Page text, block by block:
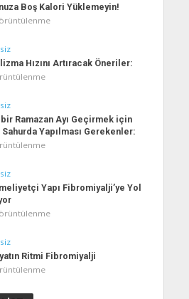
Boş Kalori Yüklemeyin!
Hızını Artıracak Öneriler:
bir Ramazan Ayı Geçirmek için
Yapılması Gerekenler:
Yapı Fibromiyalji’ye Yol
Ritmi Fibromiyalji